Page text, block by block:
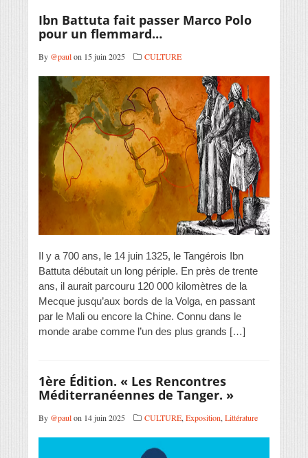
Ibn Battuta fait passer Marco Polo
pour un flemmard…
By @paulon 15 juin 2025 CULTURE
Il y a 700 ans, le 14 juin 1325, le Tangérois Ibn
Battuta débutait un long périple. En près de trente
ans, il aurait parcouru 120 000 kilomètres de la
Mecque jusqu’aux bords de la Volga, en passant
par le Mali ou encore la Chine. Connu dans le
monde arabe comme l’un des plus grands […]
1ère Édition. « Les Rencontres
Méditerranéennes de Tanger. »
By @paulon 14 juin 2025 CULTURE, Exposition, Littérature